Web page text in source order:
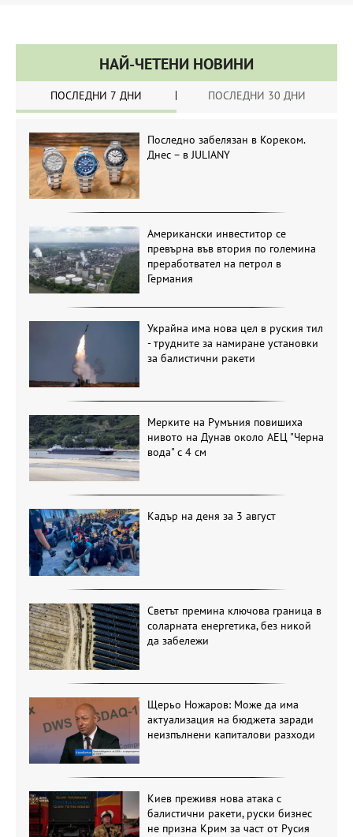
НАЙ-ЧЕТЕНИ НОВИНИ
ПОСЛЕДНИ 7 ДНИ ПОСЛЕДНИ 30 ДНИ
Последно забелязан в Кореком.
Днес – в JULIANY
Американски инвеститор се
превърна във втория по големина
преработвател на петрол в
Германия
Украйна има нова цел в руския тил
- трудните за намиране установки
за балистични ракети
Мерките на Румъния повишиха
нивото на Дунав около АЕЦ "Черна
вода" с 4 см
Кадър на деня за 3 август
Светът премина ключова граница в
соларната енергетика, без никой
да забележи
Щерьо Ножаров: Може да има
актуализация на бюджета заради
неизпълнени капиталови разходи
Киев преживя нова атака с
балистични ракети, руски бизнес
не призна Крим за част от Русия